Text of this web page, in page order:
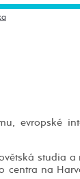
evropské
studia a
centra na